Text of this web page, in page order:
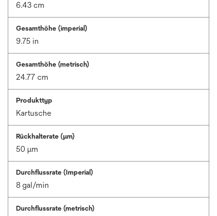
6.43 cm
Gesamthöhe (imperial)
9.75 in
Gesamthöhe (metrisch)
24.77 cm
Produkttyp
Kartusche
Rückhalterate (µm)
50 μm
Durchflussrate (Imperial)
8 gal/min
Durchflussrate (metrisch)